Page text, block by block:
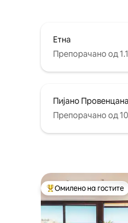
Етна
Препорачано од
Пијано Провенцана
Препорачано од
Меѓу најуспешните
Омилено на гостите